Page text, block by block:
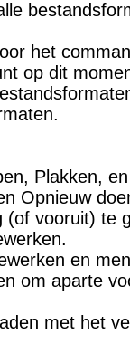
het
op dit
Plakken,
Opnieuw
(of vooruit) te
en
om aparte
met het